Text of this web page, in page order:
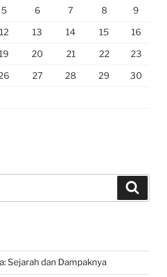
5 6 7 8 9
12 13 14 15 16
20 21 22 23
27 28 29 30
Sejarah dan Dampaknya